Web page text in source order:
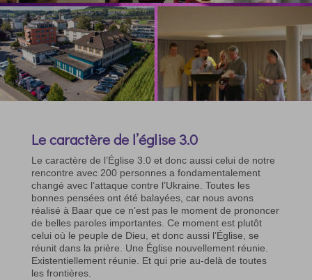
Le caractère de l’église 3.0
Le caractère de l’Église 3.0 et donc aussi celui de notre
rencontre avec 200 personnes a fondamentalement
changé avec l’attaque contre l’Ukraine. Toutes les
bonnes pensées ont été balayées, car nous avons
réalisé à Baar que ce n’est pas le moment de prononcer
de belles paroles importantes. Ce moment est plutôt
celui où le peuple de Dieu, et donc aussi l’Église, se
réunit dans la prière. Une Église nouvellement réunie.
Existentiellement réunie. Et qui prie au-delà de toutes
les frontières.